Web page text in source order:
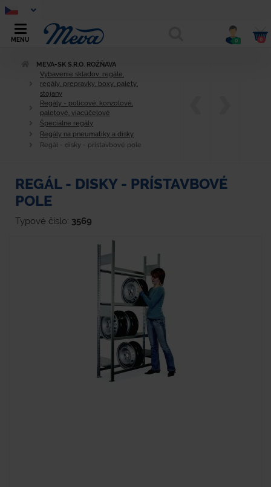
MENU 0 0
MEVA-SK S.R.O. ROŽŇAVA
Vybavenie skladov, regále,
regály, prepravky, boxy, palety,
stojany
Regály - policové, konzolové,
paletové, viacúčelové
Špeciálne regály
Regály na pneumatiky a disky
Regál - disky - prístavbové pole
REGÁL - DISKY - PRÍSTAVBOVÉ
POLE
Typové číslo: 3569